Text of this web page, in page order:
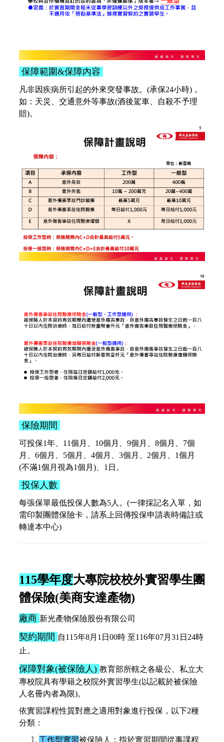
保障範圍&保障內容
凡非因疾病所引起的外來突發事故。(承保24小時)，
如：天災、交通意外等事故(酒後駕車、自殺不予理
賠)。
保險期間
可投保1年、11個月、10個月、9個月、8個月、7個
月、6個月、5個月、4個月、3個月、2個月、1個月
(不滿1個月視為1個月)、1日。
投保人數
每張保單最低投保人數為5人。(一律採記名入單，如
需印製團體保險卡，請系上回傳投保申請表時備註或
轉達本中心)
115學年度大專院校校外實習學生團
體保險(美商安達產物)
廠商 新光產物保險股份有限公司
契約期間 自115年8月1日00時 至116年07月31日24時
止。
保障對象(被保險人) 教育部所轄之各級公、私立大
專校院具有學籍之校院外實習學生(以記載於被保險
人名冊內者為限)。
依實習課程性質對應之適用對象進行投保，以下2種
分類：
工作型實習被保險人：指於實習期間從事課程